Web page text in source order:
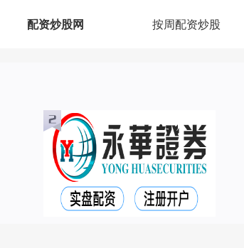
配资炒股网 按周配资炒股